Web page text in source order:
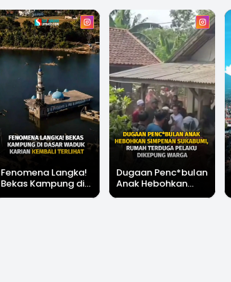
Fenomena Langka!
Bekas Kampung di
Dasar Waduk Karian
Dugaan Penc*bulan
Anak Hebohkan
Simpenan